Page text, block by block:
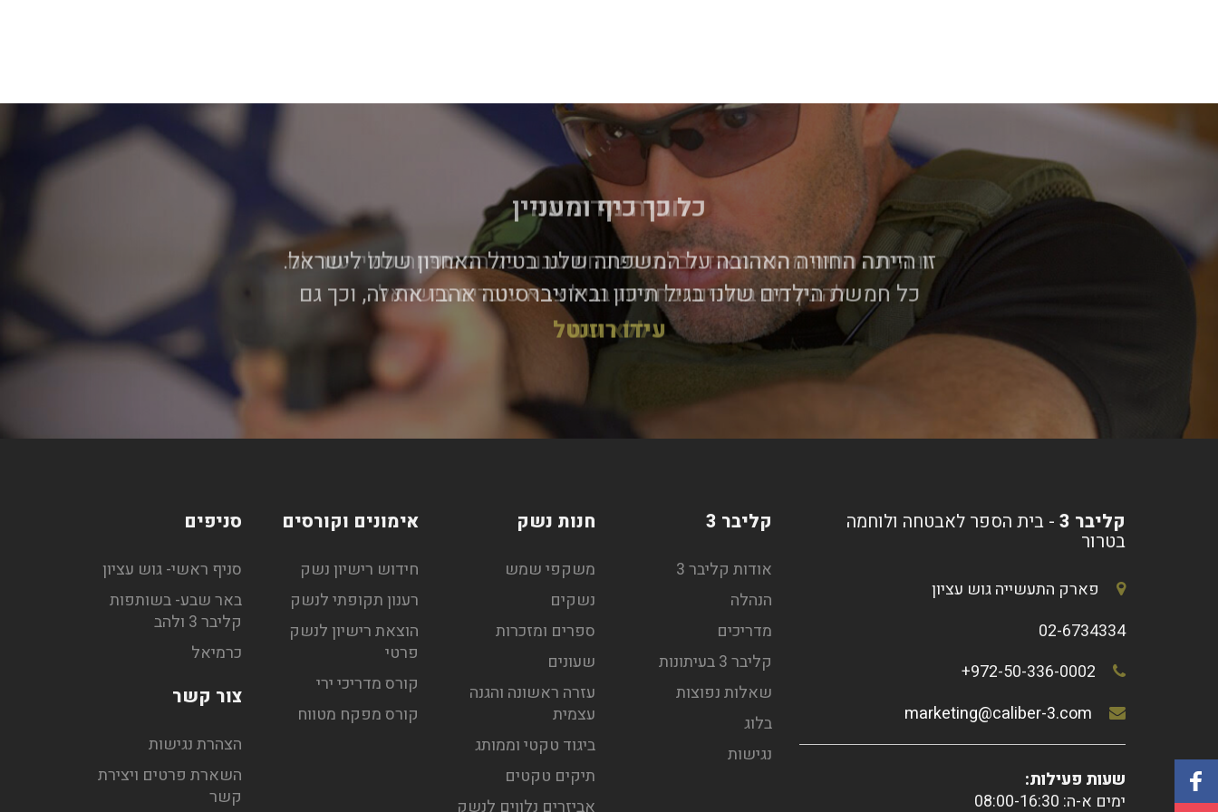
חוויה מדהימה
זו היתה חוויה מהנה מאוד ובלתי נשכחת עבור כל המשפחה שלי. עזר לנו
להבין מה בחורים ובחורות בגיל צבא עוברים בישראל.
ללא שם
קליבר 3 - בית הספר לאבטחה ולוחמה
בטרור
פארק התעשייה גוש עציון
02-6734334
marketing@caliber-3.com
שעות פעילות:
ימים א-ה: 08:00-16:30
קליבר 3
אודות קליבר 3
הנהלה
מדריכים
קליבר 3 בעיתונות
שאלות נפוצות
בלוג
נגישות
חנות נשק
משקפי שמש
נשקים
ספרים ומזכרות
שעונים
עזרה ראשונה והגנה
עצמית
ביגוד טקטי וממותג
תיקים טקטים
אביזרים נלווים לנשק
אימונים וקורסים
חידוש רישיון נשק
רענון תקופתי לנשק
הוצאת רישיון לנשק
פרטי
קורס מדריכי ירי
קורס מפקח מטווח
סניפים
סניף ראשי- גוש עציון
באר שבע- בשותפות
קליבר 3 ולהב
כרמיאל
צור קשר
הצהרת נגישות
השארת פרטים ויצירת
קשר